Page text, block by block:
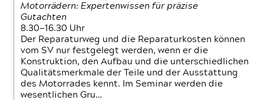
Motorrädern: Expertenwissen für präzise
Gutachten
8.30—16.30 Uhr
Der Reparaturweg und die Reparaturkosten können
vom SV nur festgelegt werden, wenn er die
Konstruktion, den Aufbau und die unterschiedlichen
Qualitätsmerkmale der Teile und der Ausstattung
des Motorrades kennt. Im Seminar werden die
wesentlichen Gru…